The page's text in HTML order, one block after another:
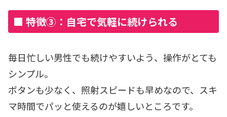
■ 特徴③：自宅で気軽に続けられる
毎日忙しい男性でも続けやすいよう、操作がとても
シンプル。
ボタンも少なく、照射スピードも早めなので、スキ
マ時間でパッと使えるのが嬉しいところです。